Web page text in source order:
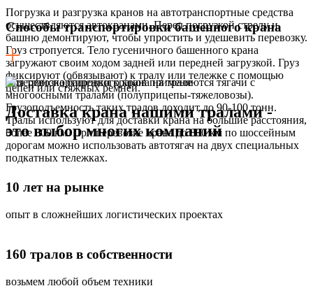
Погрузка и разгрузка кранов на автотранспортные средства
осуществляются автокранами. Перед погрузкой стрелу и
башню демонтируют, чтобы упростить и удешевить перевозку.
Груз стропуется. Тело гусеничного башенного крана
загружают своим ходом задней или передней загрузкой. Груз
фиксируют (обвязывают) к тралу или тележке с помощью
цепей или стяжных ремней.
Способы транспортировки башенного крана
Для транспортировки кранов применяются тягачи с
многоосными тралами (полуприцепы-тяжеловозы).
Грузоподъемность таких тралов доходит до 90-100 тонн.
Тралы используют для доставки крана на большие расстояния,
более 800 км. При перевозке крана до 800 км по шоссейным
дорогам можно использовать автотягач на двух специальных
подкатных тележках.
Доставка крана нашими тралами -
это выбор многих компаний
10 лет на рынке
опыт в сложнейших логистических проектах
160 тралов в собственности
возьмем любой объем техники